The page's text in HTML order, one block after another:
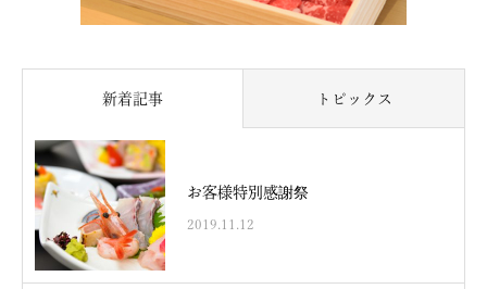
新着記事 トピックス
お客様特別感謝祭
2019.11.12